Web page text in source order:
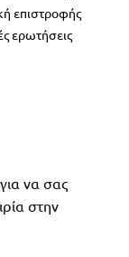
επιστροφής
ερωτήσεις
να σας
στην